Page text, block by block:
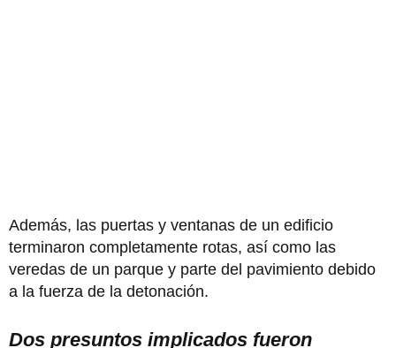
Además, las puertas y ventanas de un edificio
terminaron completamente rotas, así como las
veredas de un parque y parte del pavimiento debido
a la fuerza de la detonación.
Dos presuntos implicados fueron